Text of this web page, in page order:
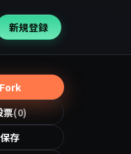
新規登録
Fork
票(0)
保存